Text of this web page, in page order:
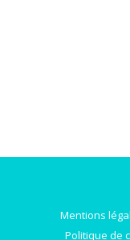
Mentions
Politique de